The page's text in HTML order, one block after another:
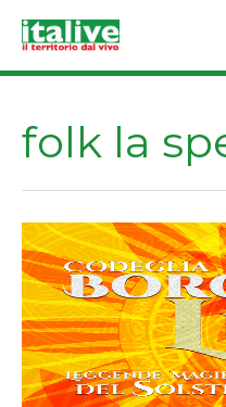
folk la